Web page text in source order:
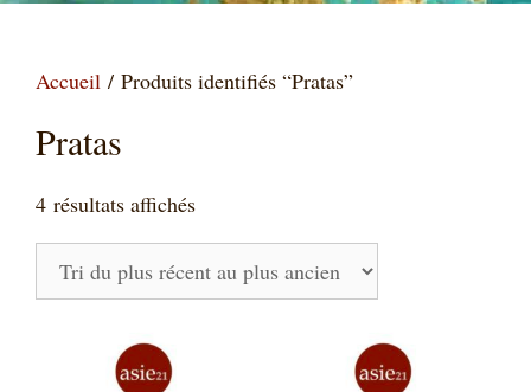
Accueil / Produits identifiés “Pratas”
Pratas
4 résultats affichésTrié
du
plus
récent